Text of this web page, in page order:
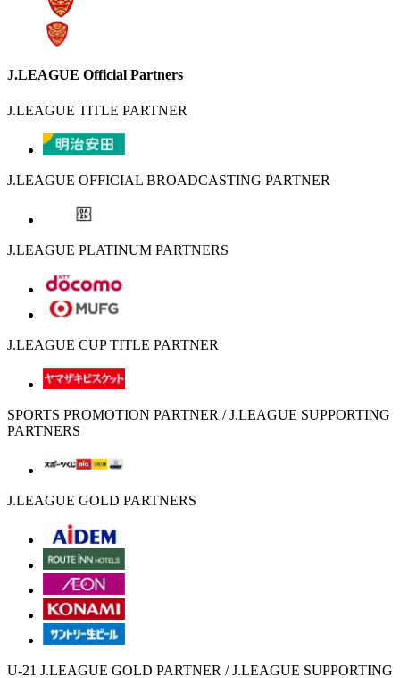
J.LEAGUE Official Partners
J.LEAGUE TITLE PARTNER
J.LEAGUE OFFICIAL BROADCASTING PARTNER
J.LEAGUE PLATINUM PARTNERS
J.LEAGUE CUP TITLE PARTNER
SPORTS PROMOTION PARTNER / J.LEAGUE SUPPORTING
PARTNERS
J.LEAGUE GOLD PARTNERS
U-21 J.LEAGUE GOLD PARTNER / J.LEAGUE SUPPORTING